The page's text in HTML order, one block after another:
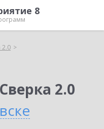
8
2.0
2.0